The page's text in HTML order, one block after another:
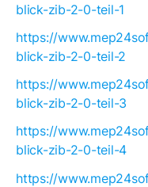
blick-zib-2-0-teil-1
https://
blick-zib-2-0-teil-2
https://
blick-zib-2-0-teil-3
https://
blick-zib-2-0-teil-4
https://